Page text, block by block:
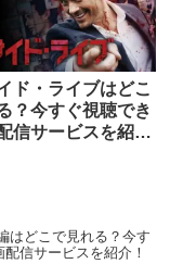
ド・ライブはどこ
？今すぐ視聴でき
信サービスを紹
はどこで見れる？今す
信サービスを紹介！